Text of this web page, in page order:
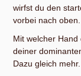
wirfst du den
vorbei nach oben.
Mit welcher
deiner
Dazu gleich mehr.